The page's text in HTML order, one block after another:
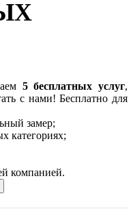
5 бесплатных услуг,
с нами! Бесплатно для
замер;
категориях;
компанией.